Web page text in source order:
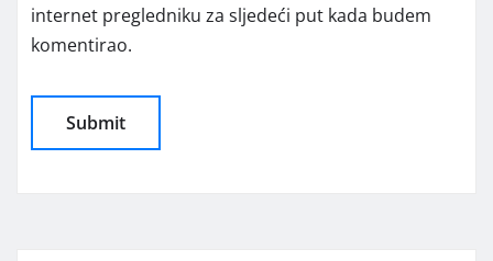
internet pregledniku za sljedeći put kada budem
komentirao.